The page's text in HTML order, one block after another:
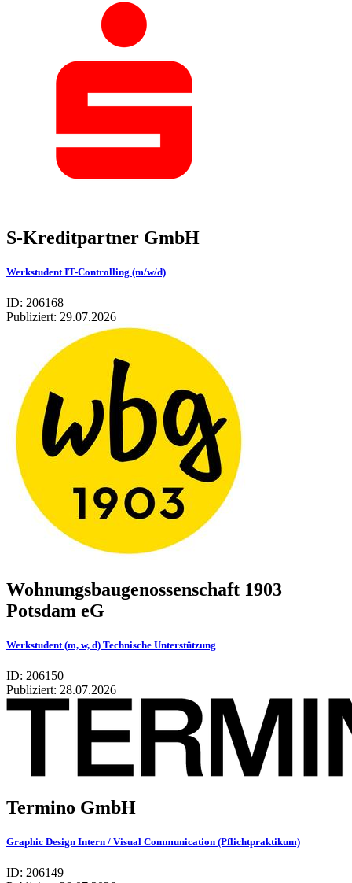
S-Kreditpartner GmbH
Werkstudent IT-Controlling (m/w/d)
ID: 206168
Publiziert: 29.07.2026
Wohnungsbaugenossenschaft 1903
Potsdam eG
Werkstudent (m, w, d) Technische Unterstützung
ID: 206150
Publiziert: 28.07.2026
Termino GmbH
Graphic Design Intern / Visual Communication (Pflichtpraktikum)
ID: 206149